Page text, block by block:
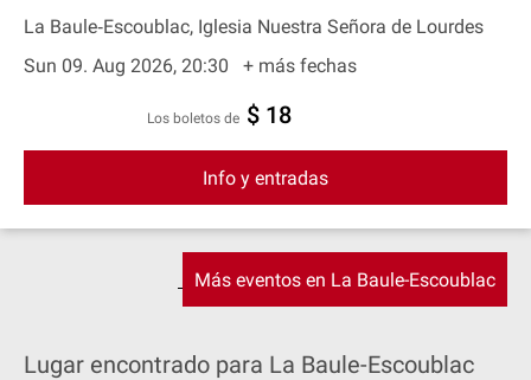
La Baule‐Escoublac, Iglesia Nuestra Señora de Lourdes
Sun 09. Aug 2026, 20:30
+ más fechas
Los boletos de $ 18
Info y entradas
Más eventos en La Baule-Escoublac
Lugar encontrado para La Baule-Escoublac